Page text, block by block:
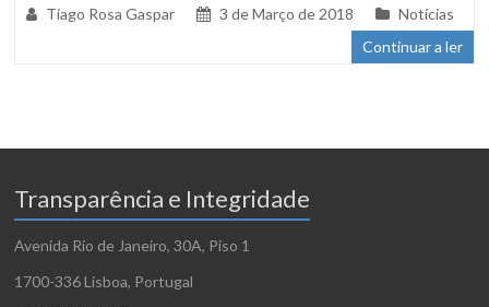
Tiago Rosa Gaspar 3 de Março de 2018
Notícias
Continuar a ler
Transparência e Integridade
Avenida Rio de Janeiro, 30A, Piso 1
1700-336 Lisboa, Portugal